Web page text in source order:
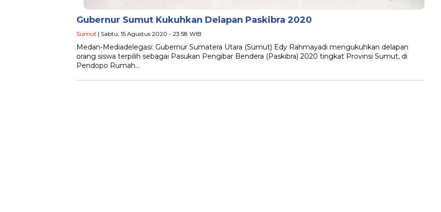
Gubernur Sumut Kukuhkan Delapan Paskibra 2020
Sumut | Sabtu, 15 Agustus 2020 - 23:58 WIB
Medan-Mediadelegasi: Gubernur Sumatera Utara (Sumut) Edy Rahmayadi mengukuhkan delapan
orang siswa terpilih sebagai Pasukan Pengibar Bendera (Paskibra) 2020 tingkat Provinsi Sumut, di
Pendopo Rumah…